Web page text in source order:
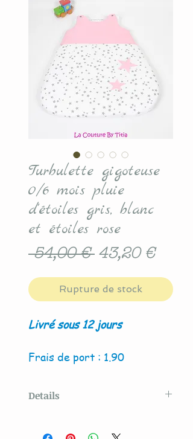
Turbulette gigoteuse
0/6 mois pluie
d'étoiles gris, blanc
et étoiles rose
54,00 € Prix
43,20 €Prix
Rupture de stock
Livré sous 12 jours
Frais de port : 1.90
Details
Couture By Titia